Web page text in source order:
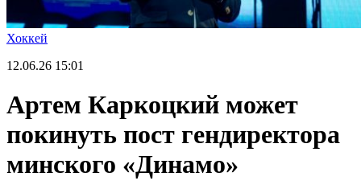
Хоккей
12.06.26 15:01
Артем Каркоцкий может
покинуть пост гендиректора
минского «Динамо»